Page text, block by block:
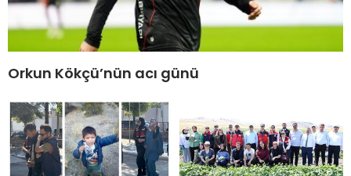
Orkun Kökçü’nün acı günü